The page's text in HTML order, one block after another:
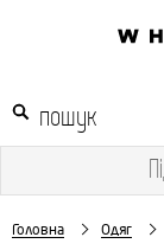
Головна Одяг